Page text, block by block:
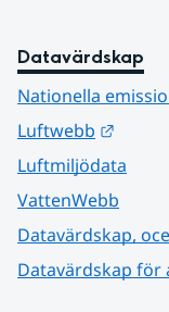
Datavärdskap
Nationella
Luftwebb
Luftmiljödata
VattenWebb
Datavärdskap,
Datavärdskap för